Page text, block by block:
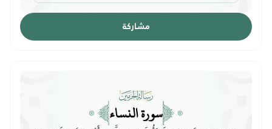
مشاركة
سورة النساء